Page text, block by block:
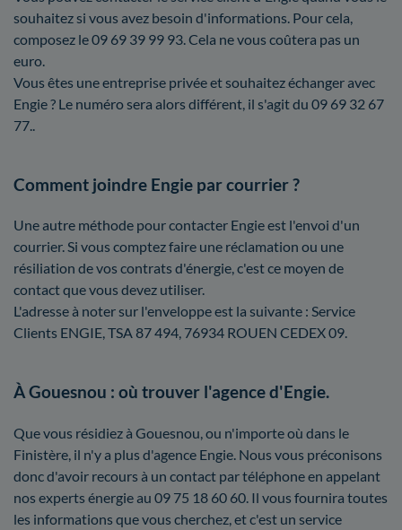
souhaitez si vous avez besoin d'informations. Pour cela,
composez le 09 69 39 99 93. Cela ne vous coûtera pas un
euro.
Vous êtes une entreprise privée et souhaitez échanger avec
Engie ? Le numéro sera alors différent, il s'agit du 09 69 32 67
77..
Comment joindre Engie par courrier ?
Une autre méthode pour contacter Engie est l'envoi d'un
courrier. Si vous comptez faire une réclamation ou une
résiliation de vos contrats d'énergie, c'est ce moyen de
contact que vous devez utiliser.
L'adresse à noter sur l'enveloppe est la suivante : Service
Clients ENGIE, TSA 87 494, 76934 ROUEN CEDEX 09.
À Gouesnou : où trouver l'agence d'Engie.
Que vous résidiez à Gouesnou, ou n'importe où dans le
Finistère, il n'y a plus d'agence Engie. Nous vous préconisons
donc d'avoir recours à un contact par téléphone en appelant
nos experts énergie au 09 75 18 60 60. Il vous fournira toutes
les informations que vous cherchez, et c'est un service